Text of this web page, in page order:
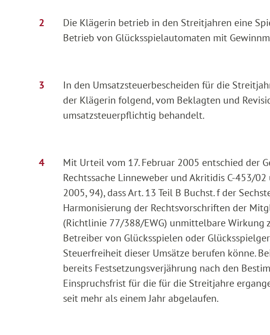
Die Klägerin betrieb in den Streitjahren eine
Betrieb von Glücksspielautomaten mit
In den Umsatzsteuerbescheiden für die
der Klägerin folgend, vom Beklagten und
umsatzsteuerpflichtig behandelt.
Mit Urteil vom 17. Februar 2005 entschied der
Rechtssache Linneweber und Akritidis C-453/
2005, 94), dass Art. 13 Teil B Buchst. f der
Harmonisierung der Rechtsvorschriften der
(Richtlinie 77/388/EWG) unmittelbare Wirkung
Betreiber von Glücksspielen oder
Steuerfreiheit dieser Umsätze berufen könne.
bereits Festsetzungsverjährung nach den
Einspruchsfrist für die für die Streitjahre
seit mehr als einem Jahr abgelaufen.